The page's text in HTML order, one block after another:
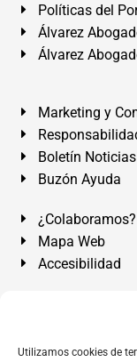
Utilizamos cookies de
Políticas del
Álvarez
Álvarez
Marketing y
Boletín
Buzón Ayuda
¿Colaboramos?
Mapa Web
Accesibilidad
Álvarez
de Tenerife. Islas